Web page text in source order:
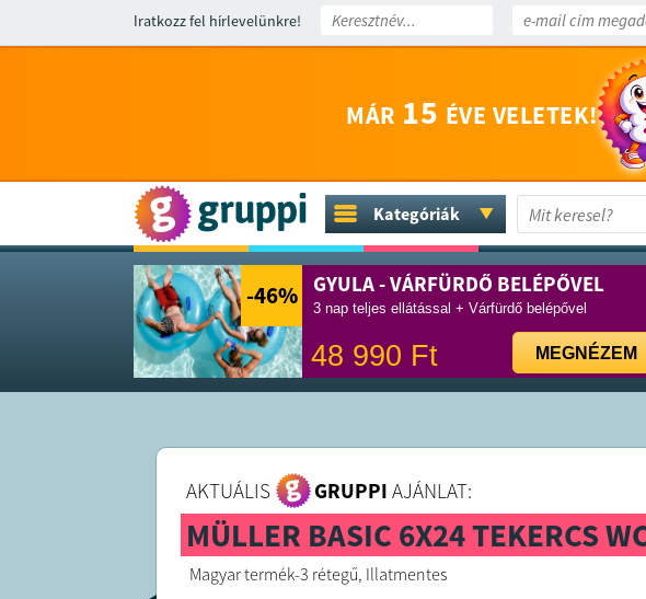
Iratkozz fel hírlevelünkre!
MÁR 15 ÉVE VELETEK!
Kategóriák
-46% GYULA - VÁRFÜRDŐ BELÉPŐVEL
3 nap teljes ellátással + Várfürdő belépővel
48 990 Ft MEGNÉZEM
AKTUÁLIS GRUPPI AJÁNLAT:
MÜLLER BASIC 6X24 TEKERCS
Magyar termék-3 rétegű, Illatmentes